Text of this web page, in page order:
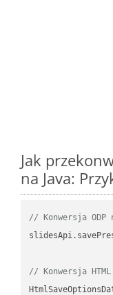
Jak
na Java:
// Konwersja ODP
// Konwersja HTML